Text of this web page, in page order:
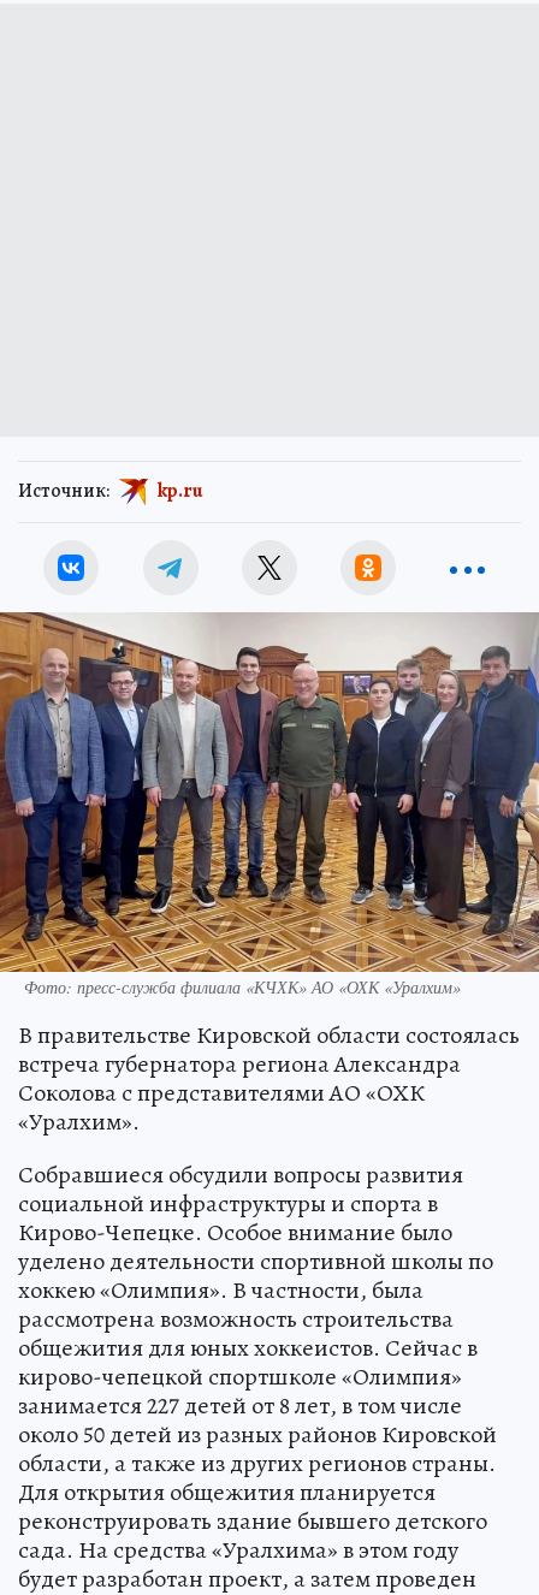
Источник: kp.ru
Фото: пресс-служба филиала «КЧХК» АО «ОХК «Уралхим»
В правительстве Кировской области состоялась
встреча губернатора региона Александра
Соколова с представителями АО «ОХК
«Уралхим».
Собравшиеся обсудили вопросы развития
социальной инфраструктуры и спорта в
Кирово-Чепецке. Особое внимание было
уделено деятельности спортивной школы по
хоккею «Олимпия». В частности, была
рассмотрена возможность строительства
общежития для юных хоккеистов. Сейчас в
кирово-чепецкой спортшколе «Олимпия»
занимается 227 детей от 8 лет, в том числе
около 50 детей из разных районов Кировской
области, а также из других регионов страны.
Для открытия общежития планируется
реконструировать здание бывшего детского
сада. На средства «Уралхима» в этом году
будет разработан проект, а затем проведен